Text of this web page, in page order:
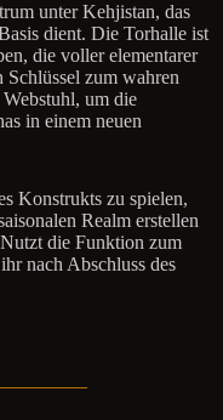
unter Kehjistan, das
dient. Die Torhalle ist
die voller elementarer
zum wahren
um die
in einem neuen
Konstrukts zu spielen,
Realm erstellen
die Funktion zum
nach Abschluss des